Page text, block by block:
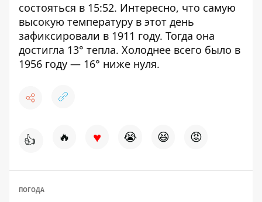
состояться в 15:52. Интересно, что самую
высокую температуру в этот день
зафиксировали в 1911 году. Тогда она
достигла 13° тепла. Холоднее всего было в
1956 году — 16° ниже нуля.
👍 🔥 ♥ 😭 😆 😡
ПОГОДА